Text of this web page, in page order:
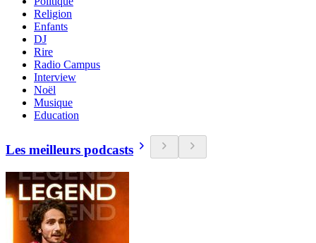
Religion
Enfants
DJ
Rire
Radio Campus
Interview
Noël
Musique
Education
Les meilleurs podcasts